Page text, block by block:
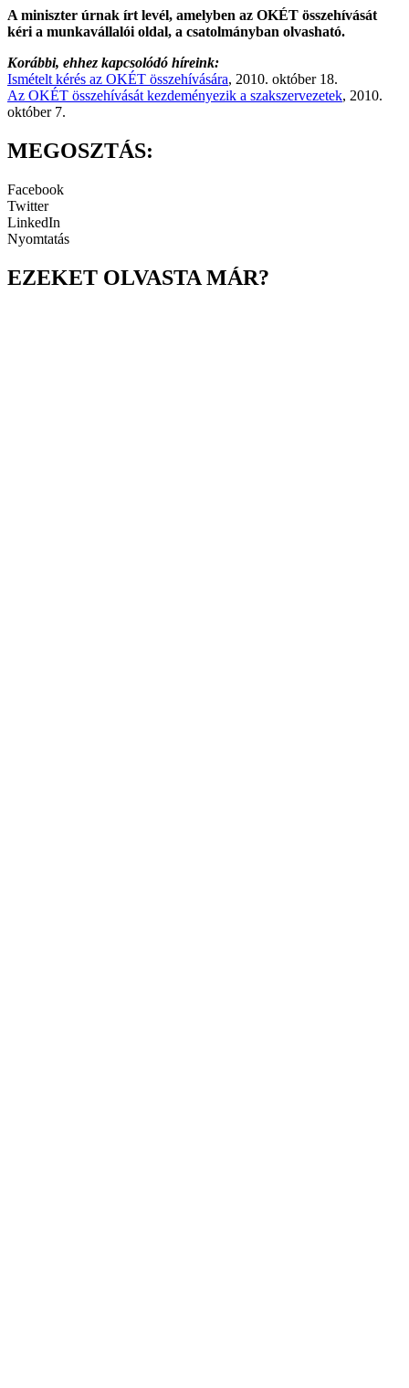
A miniszter úrnak írt levél, amelyben az OKÉT összehívását
kéri a munkavállalói oldal, a csatolmányban olvasható.
Korábbi, ehhez kapcsolódó híreink:
Ismételt kérés az OKÉT összehívására, 2010. október 18.
Az OKÉT összehívását kezdeményezik a szakszervezetek, 2010.
október 7.
MEGOSZTÁS:
Facebook
Twitter
LinkedIn
Nyomtatás
EZEKET OLVASTA MÁR?